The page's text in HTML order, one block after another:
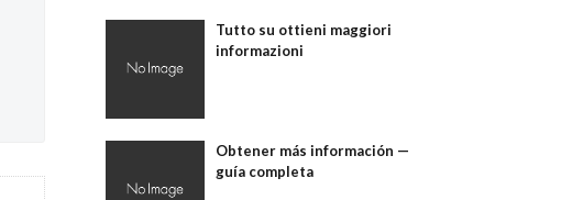
Tutto su ottieni maggiori
informazioni
Obtener más información —
guía completa